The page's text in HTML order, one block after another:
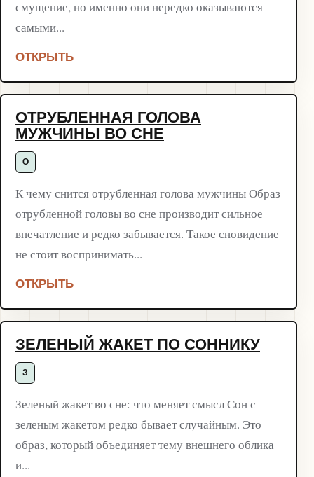
смущение, но именно они нередко оказываются
самыми...
ОТКРЫТЬ
ОТРУБЛЕННАЯ ГОЛОВА
МУЖЧИНЫ ВО СНЕ
О
К чему снится отрубленная голова мужчины Образ
отрубленной головы во сне производит сильное
впечатление и редко забывается. Такое сновидение
не стоит воспринимать...
ОТКРЫТЬ
ЗЕЛЕНЫЙ ЖАКЕТ ПО СОННИКУ
З
Зеленый жакет во сне: что меняет смысл Сон с
зеленым жакетом редко бывает случайным. Это
образ, который объединяет тему внешнего облика
и...